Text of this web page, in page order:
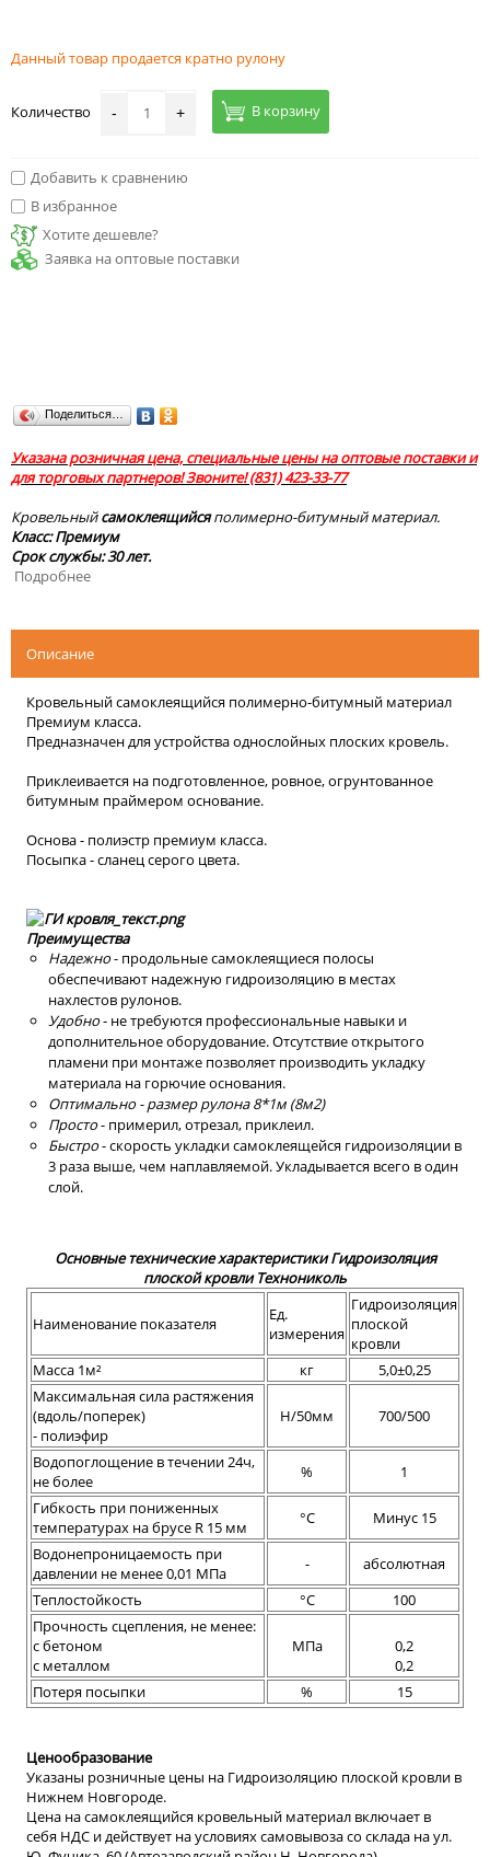
Данный товар продается кратно рулону
Количество - + В корзину
Добавить к сравнению
В избранное
Хотите дешевле?
Заявка на оптовые поставки
Поделиться…
Указана розничная цена, специальные цены на оптовые поставки и
для торговых партнеров! Звоните!(831) 423-33-77
Кровельныйсамоклеящийсяполимерно-битумный материал.
Класс:Премиум
Срок службы: 30 лет.
Подробнее
Описание
Кровельный самоклеящийся полимерно-битумный материал
Премиум класса.
Предназначен для устройства однослойных плоских кровель.
Приклеивается на подготовленное, ровное, огрунтованное
битумным праймером основание.
Основа - полиэстр премиум класса.
Посыпка - сланец серого цвета.
Преимущества
Надежно- продольные самоклеящиеся полосы
обеспечивают надежную гидроизоляцию в местах
нахлестов рулонов.
Удобно- не требуются профессиональные навыки и
дополнительное оборудование. Отсутствие открытого
пламени при монтаже позволяет производить укладку
материала на горючие основания.
Оптимально - размер рулона 8*1м (8м2)
Просто- примерил, отрезал, приклеил.
Быстро- скорость укладки самоклеящейся гидроизоляции в
3 раза выше, чем наплавляемой. Укладывается всего в один
слой.
Основные технические характеристики Гидроизоляция
плоской кровли Технониколь
Наименование показателя
Ед.
измерения
Гидроизоляция
плоской
кровли
Масса 1м²
кг
5,0±0,25
Максимальная сила растяжения
(вдоль/поперек)
- полиэфир
Н/50мм 700/500
Водопоглощение в течении 24ч,
не более
%
1
Гибкость при пониженных
температурах на брусе R 15 мм
°С
Минус 15
Водонепроницаемость при
давлении не менее 0,01 МПа
-
абсолютная
Теплостойкость
°С
100
Прочность сцепления, не менее:
с бетоном
с металлом
МПа
0,2
0,2
Потеря посыпки
% 15
Ценообразование
Указаны розничные цены на Гидроизоляцию плоской кровли в
Нижнем Новгороде.
Цена на самоклеящийся кровельный материал включает в
себя НДС и действует на условиях самовывоза со склада на ул.